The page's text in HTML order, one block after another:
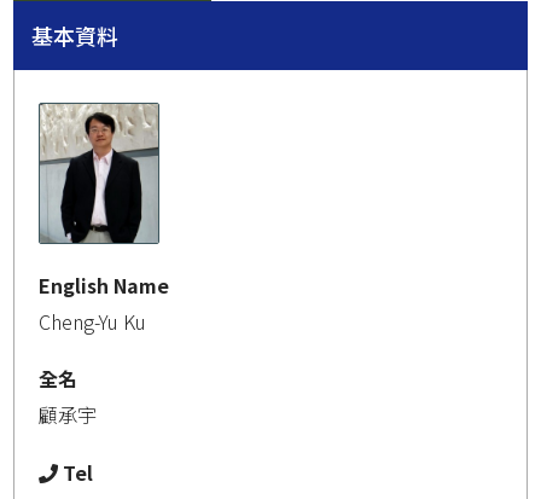
基本資料
English Name
Cheng-Yu Ku
全名
顧承宇
Tel